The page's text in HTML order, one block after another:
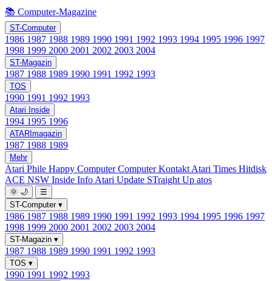
📚 Computer-Magazine
ST-Computer
1986 1987 1988 1989 1990 1991 1992 1993 1994 1995 1996 1997
1998 1999 2000 2001 2002 2003 2004
ST-Magazin
1987 1988 1989 1990 1991 1992 1993
TOS
1990 1991 1992 1993
Atari Inside
1994 1995 1996
ATARImagazin
1987 1988 1989
Mehr
Atari Phile Happy ComputerComputer Kontakt Atari Times Hitdisk
ACE NSW Inside Info Atari Update STraight Up atos
🌞 🌙
☰
ST-Computer ▾
1986 1987 1988 1989 1990 1991 1992 1993 1994 1995 1996 1997
1998 1999 2000 2001 2002 2003 2004
ST-Magazin ▾
1987 1988 1989 1990 1991 1992 1993
TOS ▾
1990 1991 1992 1993